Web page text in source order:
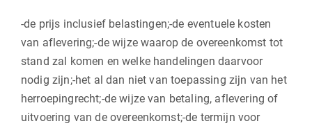
-de prijs inclusief belastingen;-de eventuele kosten
van aflevering;-de wijze waarop de overeenkomst tot
stand zal komen en welke handelingen daarvoor
nodig zijn;-het al dan niet van toepassing zijn van het
herroepingrecht;-de wijze van betaling, aflevering of
uitvoering van de overeenkomst;-de termijn voor